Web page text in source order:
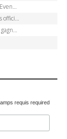
le podium ?
et dates
en jaune
requis required